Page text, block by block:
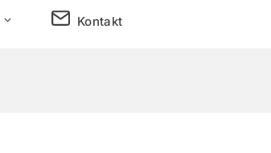
Kontakt